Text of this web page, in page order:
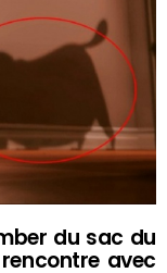
du sac du
avec